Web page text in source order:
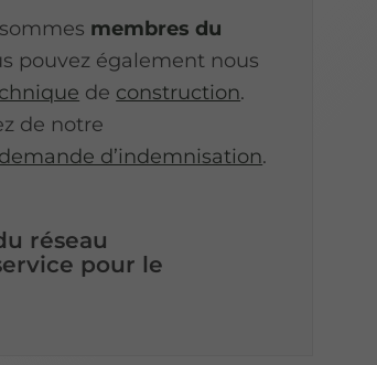
membres du
pouvez également nous
de construction.
de notre
d’indemnisation.
réseau
pour le